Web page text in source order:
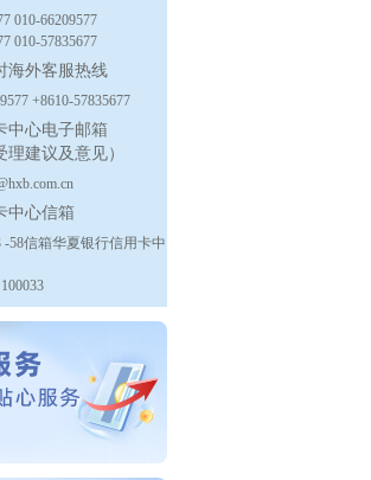
010-66209577
010-57835677
海外客服热线
+8610-57835677
中心电子邮箱
理建议及意见）
中心信箱
-58信箱华夏银行信用卡中